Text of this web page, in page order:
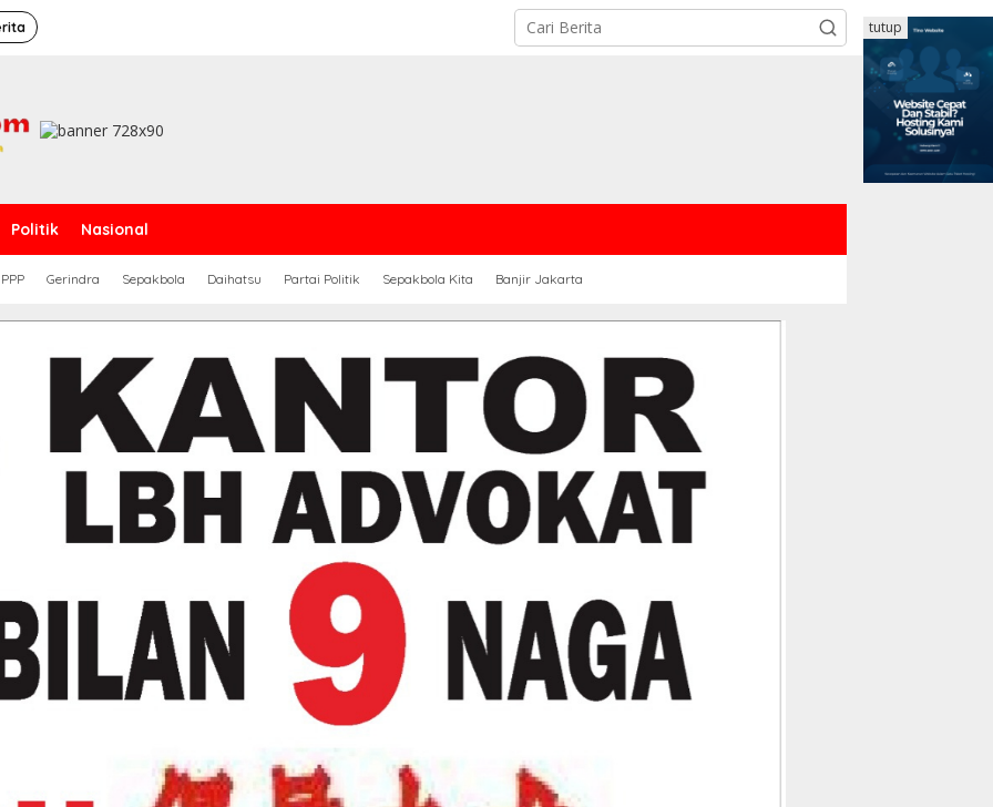
Politik Nasional
PPP Gerindra Sepakbola Daihatsu Partai Politik Sepakbola Kita Banjir Jakarta
tutup